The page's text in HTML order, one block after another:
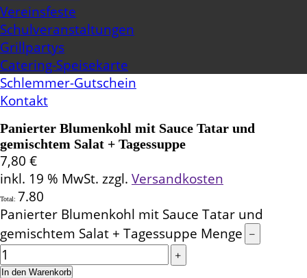
Vereinsfeste
Schulveranstaltungen
Grillpartys
Catering-Speisekarte
Schlemmer-Gutschein
Kontakt
Panierter Blumenkohl mit Sauce Tatar und
gemischtem Salat + Tagessuppe
7,80 €
inkl. 19 % MwSt. zzgl. Versandkosten
Total: 7.80
Panierter Blumenkohl mit Sauce Tatar und
gemischtem Salat + Tagessuppe Menge
In den Warenkorb